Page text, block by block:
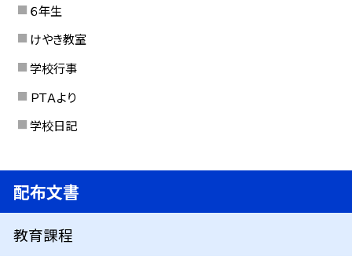
６年生
けやき教室
学校行事
ＰＴＡより
学校日記
配布文書
教育課程